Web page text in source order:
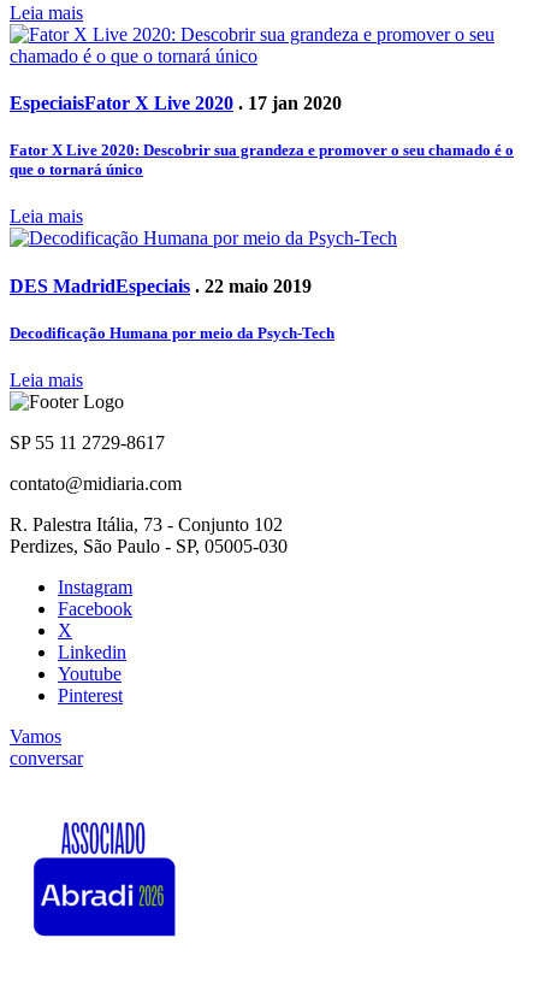
Leia mais
EspeciaisFator X Live 2020 . 17 jan 2020
Fator X Live 2020: Descobrir sua grandeza e promover o seu chamado é o
que o tornará único
Leia mais
DES MadridEspeciais . 22 maio 2019
Decodificação Humana por meio da Psych-Tech
Leia mais
SP 55 11 2729-8617
contato@midiaria.com
R. Palestra Itália, 73 - Conjunto 102
Perdizes, São Paulo - SP, 05005-030
Instagram
Facebook
X
Linkedin
Youtube
Pinterest
Vamos
conversar